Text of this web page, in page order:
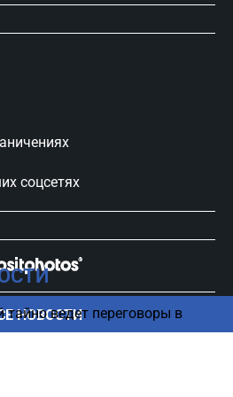
ведет переговоры в
НОВОСТИ
соцсетях
защищены